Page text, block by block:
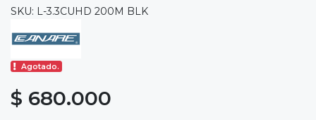
SKU: L-3.3CUHD 200M BLK
Agotado.
$ 680.000